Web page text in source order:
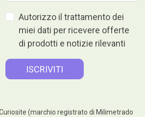
Autorizzo il trattamento dei
miei dati per ricevere offerte
di prodotti e notizie rilevanti
(marchio registrato di Milimetrado